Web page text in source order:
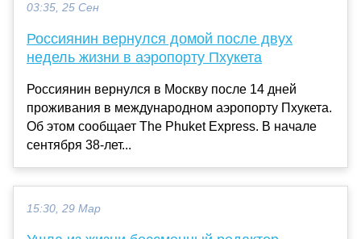
03:35, 25 Сен
Россиянин вернулся домой после двух
недель жизни в аэропорту Пхукета
Россиянин вернулся в Москву после 14 дней
проживания в международном аэропорту Пхукета.
Об этом сообщает The Phuket Express. В начале
сентября 38-лет...
15:30, 29 Мар